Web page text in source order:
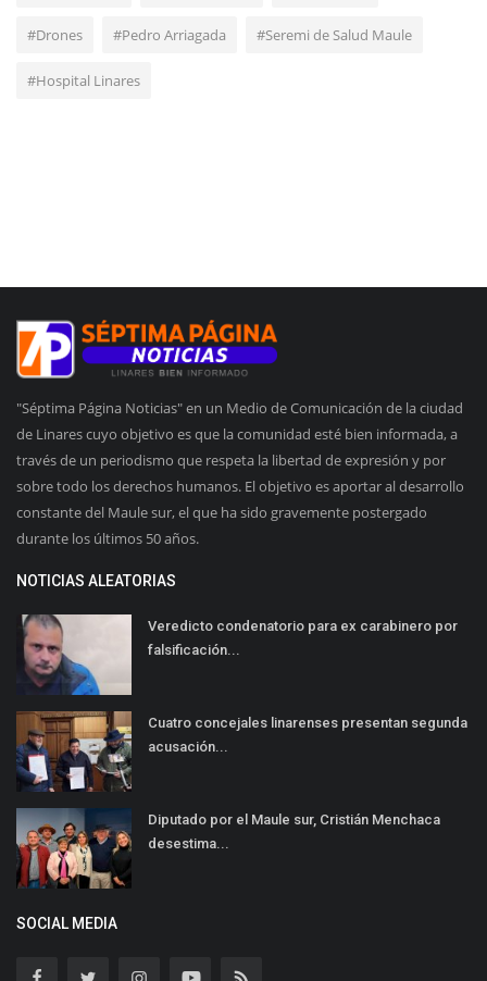
#Drones #Pedro Arriagada #Seremi de Salud Maule
#Hospital Linares
"Séptima Página Noticias" en un Medio de Comunicación de la ciudad
de Linares cuyo objetivo es que la comunidad esté bien informada, a
través de un periodismo que respeta la libertad de expresión y por
sobre todo los derechos humanos. El objetivo es aportar al desarrollo
constante del Maule sur, el que ha sido gravemente postergado
durante los últimos 50 años.
NOTICIAS ALEATORIAS
Veredicto condenatorio para ex carabinero por
falsificación...
Cuatro concejales linarenses presentan segunda
acusación...
Diputado por el Maule sur, Cristián Menchaca
desestima...
SOCIAL MEDIA